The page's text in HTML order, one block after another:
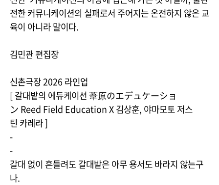
전한 커뮤니케이션의 실패로서 주어지는 온전하지 않은 교
육이 아니라 말이다.
김민관 편집장
신촌극장 2026 라인업
[ 갈대밭의 에듀케이션 葦原のエデュケーショ
ン Reed Field Education X 김상훈, 야마모토 저스
틴 카레라 ]
-
-
갈대 없이 흔들려도 갈대밭은 아무 용서도 바라지 않는구
나.